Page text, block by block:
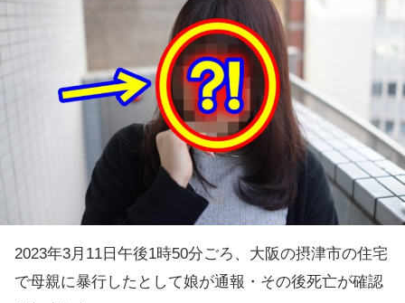
2023年3月11日午後1時50分ごろ、大阪の摂津市の住宅
で母親に暴行したとして娘が通報・その後死亡が確認